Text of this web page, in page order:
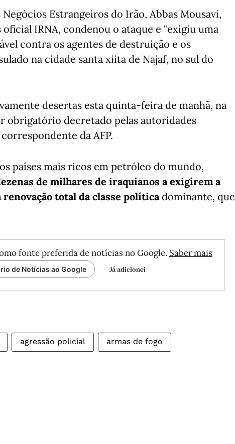
Estrangeiros do Irão, Abbas Mousavi,
IRNA, condenou o ataque e "exigiu uma
contra os agentes de destruição e os
na cidade santa xiita de Najaf, no sul do
desertas esta quinta-feira de manhã, na
obrigatório decretado pelas autoridades
da AFP.
países mais ricos em petróleo do mundo,
de milhares de iraquianos a exigirem a
total da classe políticadominante, que
fonte preferida de notícias no Google. Saber mais
de Notícias ao Google Já adicionei
agressão policial armas de fogo